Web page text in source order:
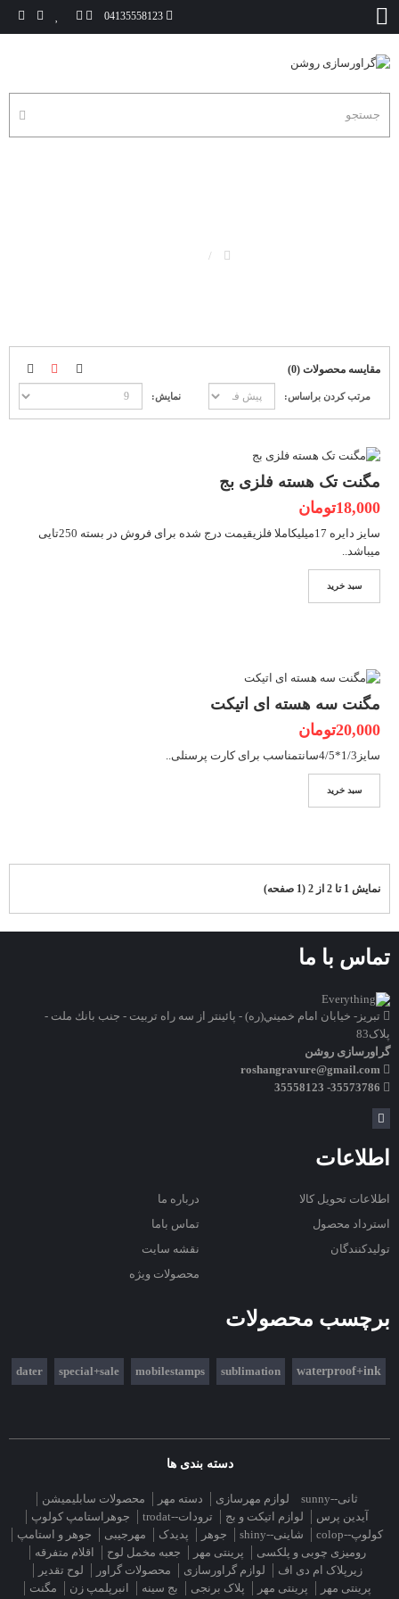
04135558123
مقایسه محصولات (0)
مرتب کردن براساس: نمایش:
مگنت تک هسته فلزی بج
18,000تومان
سایز دایره 17میلیکاملا فلزیقیمت درج شده برای فروش در بسته 250تایی
میباشد..
سبد خرید
مگنت سه هسته ای اتیکت
20,000تومان
سایز1/3*4/5سانتمناسب برای کارت پرسنلی..
سبد خرید
نمایش 1 تا 2 از 2 (1 صفحه)
تماس با ما
تبريز- خيابان امام خميني(ره) - پائينتر از سه راه تربيت - جنب بانك ملت -
پلاک83
گراورسازی روشن
roshangravure@gmail.com
35573786- 35558123
اطلاعات
درباره ما
اطلاعات تحویل کالا
تماس باما
استرداد محصول
نقشه سایت
تولیدکنندگان
محصولات ویژه
برچسب محصولات
waterproof+ink
sublimation
mobilestamps
special+sale
dater
دسته بندی ها
ثانی--sunny لوازم مهرسازی دسته مهر
محصولات سابلیمیشن
آیدین پرس
لوازم اتیکت و بج ترودات--trodat
جوهراستامپ کولوپ
کولوپ--colop
شاینی--shiny جوهر پدیدک مهرجیبی
جوهر و استامپ
رومیزی چوبی و پلکسی
پرینتی مهر جعبه مخمل لوح
اقلام متفرقه
زیرپلاک ام دی اف
لوازم گراورسازی محصولات گراور
لوح تقدیر
پرینتی مهر
پرینتی مهر پلاک برنجی بج سینه انبرپلمپ زن مگنت